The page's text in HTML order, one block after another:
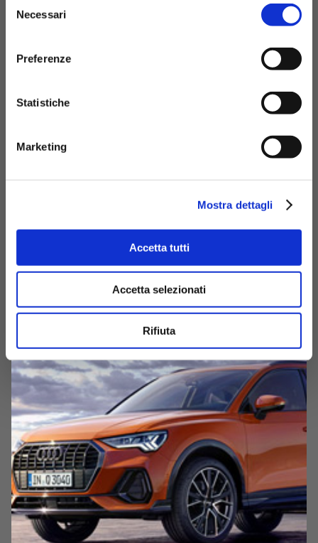
delNecessari
Preferenze
Statistiche
Marketing
Mostra dettagli
Accetta tutti
Accetta selezionati
Rifiuta